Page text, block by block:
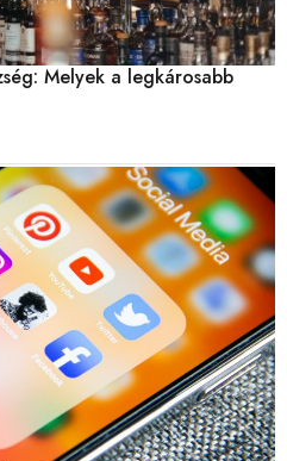
Melyek a legkárosabb